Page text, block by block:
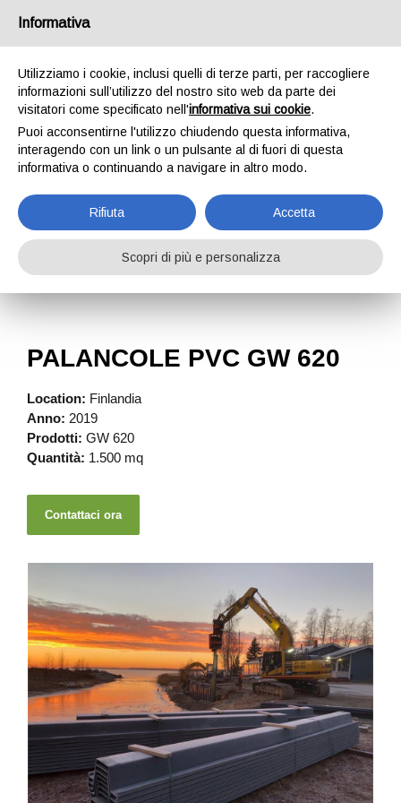
PALANCOLE PVC GW
620
CASE HISTORY PALANCOLE PVC GW 620
PALANCOLE PVC GW 620
Location: Finlandia
Anno: 2019
Prodotti: GW 620
Quantità: 1.500 mq
Contattaci ora
Informativa
Utilizziamo i cookie, inclusi quelli di terze parti, per raccogliere
informazioni sull’utilizzo del nostro sito web da parte dei
visitatori come specificato nell'informativa sui cookie.
Puoi acconsentirne l'utilizzo chiudendo questa informativa,
interagendo con un link o un pulsante al di fuori di questa
informativa o continuando a navigare in altro modo.
Rifiuta Accetta
Scopri di più e personalizza